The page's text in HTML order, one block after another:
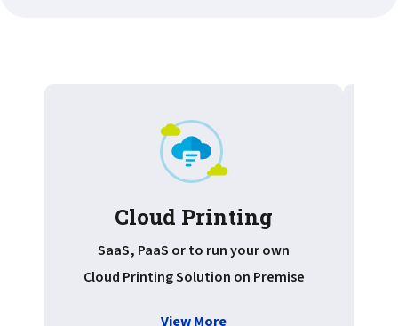
Cloud Printing
SaaS, PaaS or to run your own
Cloud Printing Solution on Premise
View More